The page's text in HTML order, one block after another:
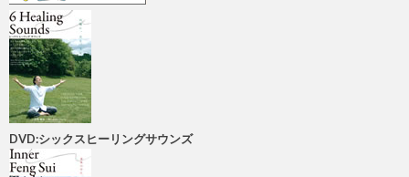
DVD:シックスヒーリングサウンズ